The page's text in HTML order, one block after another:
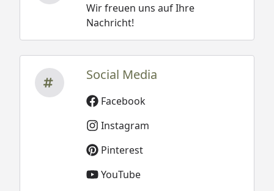
Wir freuen uns auf Ihre
Nachricht!
Social Media
Facebook
Instagram
Pinterest
YouTube